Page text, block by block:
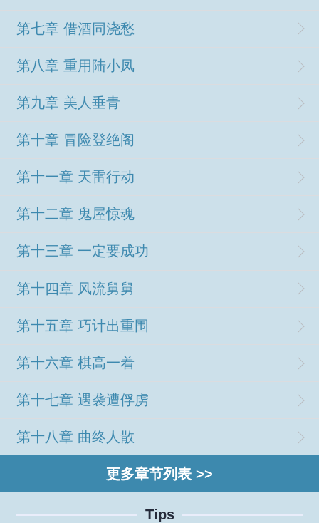
第七章 借酒同浇愁
第八章 重用陆小凤
第九章 美人垂青
第十章 冒险登绝阁
第十一章 天雷行动
第十二章 鬼屋惊魂
第十三章 一定要成功
第十四章 风流舅舅
第十五章 巧计出重围
第十六章 棋高一着
第十七章 遇袭遭俘虏
第十八章 曲终人散
更多章节列表 >>
Tips